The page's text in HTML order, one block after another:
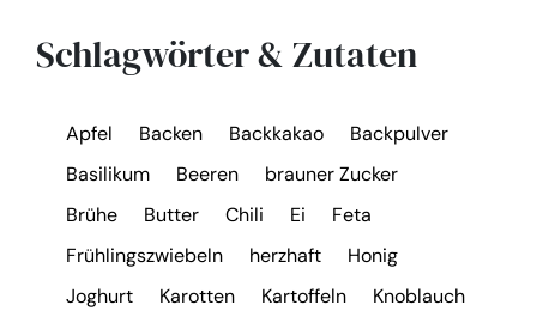
Schlagwörter & Zutaten
Apfel Backen Backkakao
Backpulver
Basilikum
Beeren
brauner Zucker
Brühe
Butter Chili Ei
Feta
Frühlingszwiebeln
herzhaft
Honig
Joghurt
Karotten Kartoffeln
Knoblauch